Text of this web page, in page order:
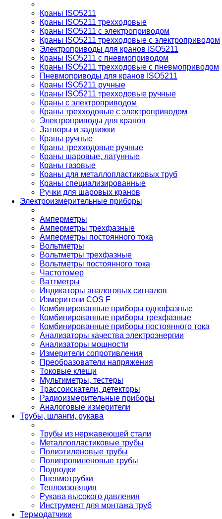
Краны ISO5211
Краны ISO5211 трехходовые
Краны ISO5211 с электроприводом
Краны ISO5211 трехходовые с электроприводом
Электроприводы для кранов ISO5211
Краны ISO5211 с пневмоприводом
Краны ISO5211 трехходовые с пневмоприводом
Пневмоприводы для кранов ISO5211
Краны ISO5211 ручные
Краны ISO5211 трехходовые ручные
Краны с электроприводом
Краны трехходовые с электроприводом
Электроприводы для кранов
Затворы и задвижки
Краны ручные
Краны трехходовые ручные
Краны шаровые, латунные
Краны газовые
Краны для металлопластиковых труб
Краны специализированные
Ручки для шаровых кранов
Электроизмерительные приборы
Амперметры
Амперметры трехфазные
Амперметры постоянного тока
Вольтметры
Вольтметры трехфазные
Вольтметры постоянного тока
Частотомер
Ваттметры
Индикаторы аналоговых сигналов
Измерители COS F
Комбинированные приборы однофазные
Комбинированные приборы трехфазные
Комбинированные приборы постоянного тока
Анализаторы качества электроэнергии
Анализаторы мощности
Измерители сопротивления
Преобразователи напряжения
Токовые клещи
Мультиметры, тестеры
Трассоискатели, детекторы
Радиоизмерительные приборы
Аналоговые измерители
Трубы, шланги, рукава
Трубы из нержавеющей стали
Металлопластиковые трубы
Полиэтиленовые трубы
Полипропиленовые трубы
Подводки
Пневмотрубки
Теплоизоляция
Рукава высокого давления
Инструмент для монтажа труб
Термодатчики